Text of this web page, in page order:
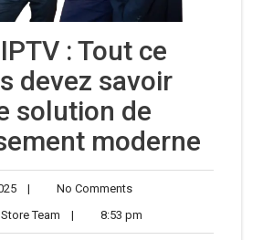
: Tout ce
devez savoir
solution de
moderne
October
2025
| No CommentsNo
Team Guest
Post
| 8:53 pm
pm